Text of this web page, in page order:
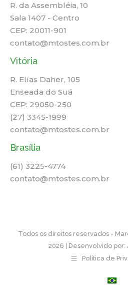
R. da Assembléia, 10
Sala 1407 - Centro
CEP: 20011-901
contato@mtostes.com.br
Vitória
R. Elías Daher, 105
Enseada do Suá
CEP: 29050-250
(27) 3345-1999
contato@mtostes.com.br
Brasília
(61) 3225-4774
contato@mtostes.com.br
Todos os direitos reservados -
2026 | Desenvolvido por:
Política de